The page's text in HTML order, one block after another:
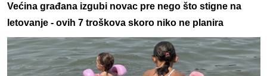
Većina građana izgubi novac pre nego što stigne na
letovanje - ovih 7 troškova skoro niko ne planira